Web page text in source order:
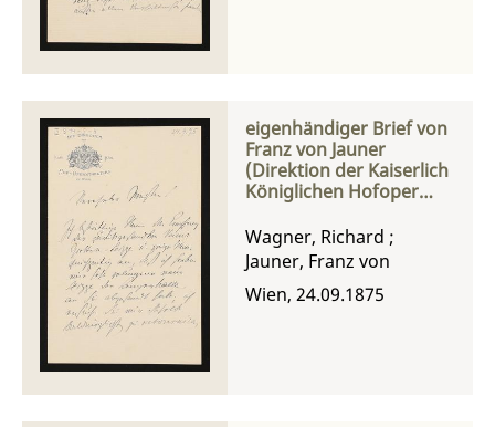
eigenhändiger Brief von
Franz von Jauner
(Direktion der Kaiserlich
Königlichen Hofoper
Wagner
Wagner, Richard ;
Jauner, Franz von
Wien, 24.09.1875